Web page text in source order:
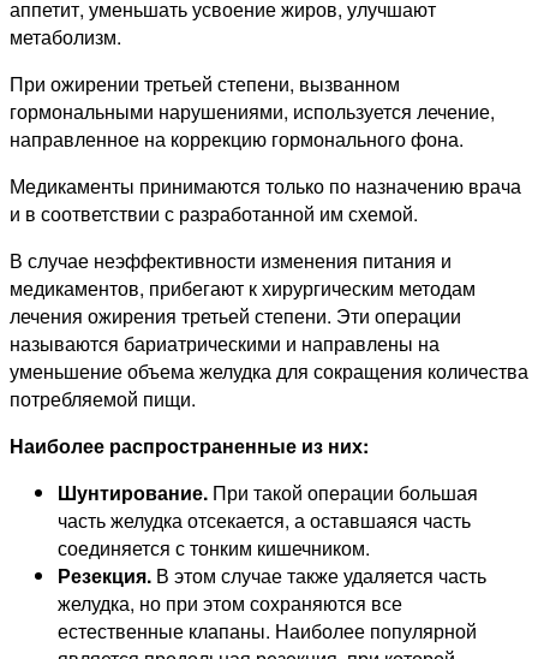
аппетит, уменьшать усвоение жиров, улучшают
метаболизм.
При ожирении третьей степени, вызванном
гормональными нарушениями, используется лечение,
направленное на коррекцию гормонального фона.
Медикаменты принимаются только по назначению врача
и в соответствии с разработанной им схемой.
В случае неэффективности изменения питания и
медикаментов, прибегают к хирургическим методам
лечения ожирения третьей степени. Эти операции
называются бариатрическими и направлены на
уменьшение объема желудка для сокращения количества
потребляемой пищи.
Наиболее распространенные из них:
Шунтирование. При такой операции большая
часть желудка отсекается, а оставшаяся часть
соединяется с тонким кишечником.
Резекция. В этом случае также удаляется часть
желудка, но при этом сохраняются все
естественные клапаны. Наиболее популярной